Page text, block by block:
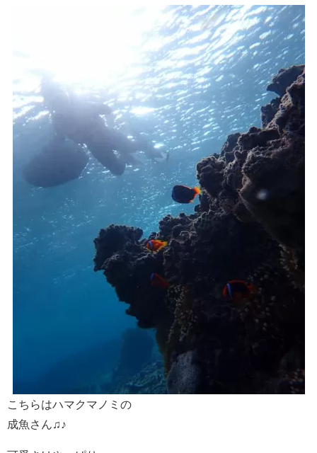
こちらはハマクマノミの
成魚さん♫♪